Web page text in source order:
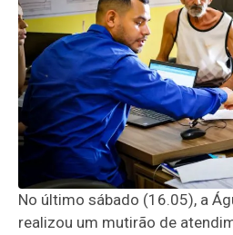
No último sábado (16.05), a
realizou um mutirão de